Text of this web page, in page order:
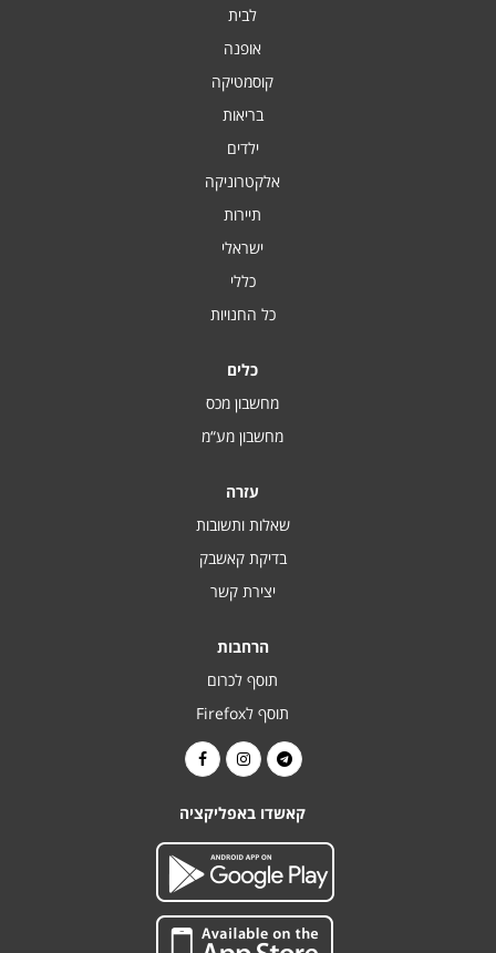
לבית
אופנה
קוסמטיקה
בריאות
ילדים
אלקטרוניקה
תיירות
ישראלי
כללי
כל החנויות
כלים
מחשבון מכס
מחשבון מע“מ
עזרה
שאלות ותשובות
בדיקת קאשבק
יצירת קשר
הרחבות
תוסף לכרום
תוסף לFirefox
קאשדו באפליקציה